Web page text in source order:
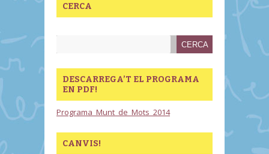
CERCA
DESCARREGA’T EL PROGRAMA
EN PDF!
Programa_Munt_de_Mots_2014
CANVIS!